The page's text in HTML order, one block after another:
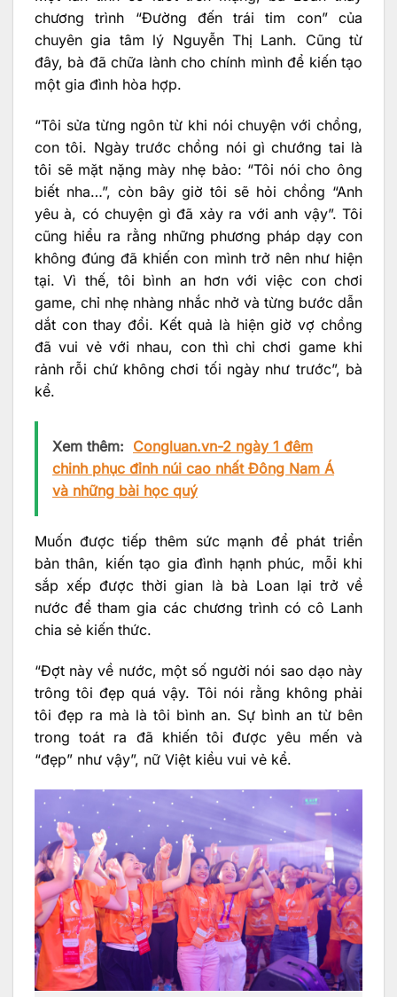
chương trình “Đường đến trái tim con” của
chuyên gia tâm lý Nguyễn Thị Lanh. Cũng từ
đây, bà đã chữa lành cho chính mình để kiến tạo
một gia đình hòa hợp.
“Tôi sửa từng ngôn từ khi nói chuyện với chồng,
con tôi. Ngày trước chồng nói gì chướng tai là
tôi sẽ mặt nặng mày nhẹ bảo: “Tôi nói cho ông
biết nha…”, còn bây giờ tôi sẽ hỏi chồng “Anh
yêu à, có chuyện gì đã xảy ra với anh vậy”. Tôi
cũng hiểu ra rằng những phương pháp dạy con
không đúng đã khiến con mình trở nên như hiện
tại. Vì thế, tôi bình an hơn với việc con chơi
game, chỉ nhẹ nhàng nhắc nhở và từng bước dẫn
dắt con thay đổi. Kết quả là hiện giờ vợ chồng
đã vui vẻ với nhau, con thì chỉ chơi game khi
rảnh rỗi chứ không chơi tối ngày như trước”, bà
kể.
Xem thêm: Congluan.vn-2 ngày 1 đêm
chinh phục đỉnh núi cao nhất Đông Nam Á
và những bài học quý
Muốn được tiếp thêm sức mạnh để phát triển
bản thân, kiến tạo gia đình hạnh phúc, mỗi khi
sắp xếp được thời gian là bà Loan lại trở về
nước để tham gia các chương trình có cô Lanh
chia sẻ kiến thức.
“Đợt này về nước, một số người nói sao dạo này
trông tôi đẹp quá vậy. Tôi nói rằng không phải
tôi đẹp ra mà là tôi bình an. Sự bình an từ bên
trong toát ra đã khiến tôi được yêu mến và
“đẹp” như vậy”, nữ Việt kiều vui vẻ kể.